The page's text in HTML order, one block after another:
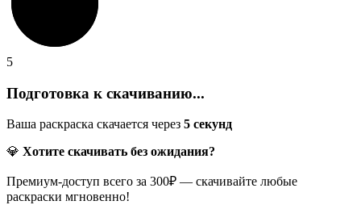
5
Подготовка к скачиванию...
Ваша раскраска скачается через 5 секунд
💎 Хотите скачивать без ожидания?
Премиум-доступ всего за 300₽ — скачивайте любые
раскраски мгновенно!